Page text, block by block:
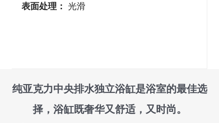
表面处理： 光滑
纯亚克力中央排水独立浴缸是浴室的最佳选
择，浴缸既奢华又舒适，又时尚。